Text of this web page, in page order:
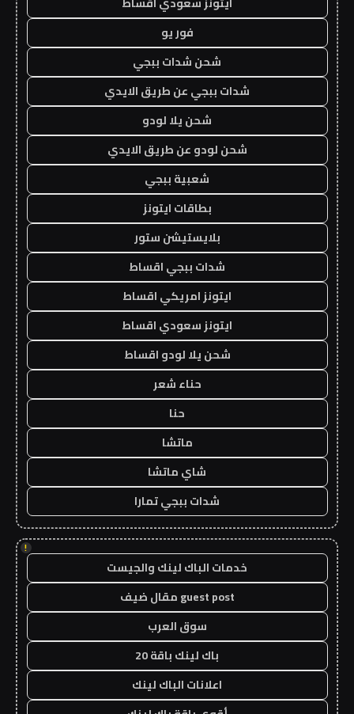
فور يو
شحن شدات ببجي
شدات ببجي عن طريق الايدي
شحن يلا لودو
شحن لودو عن طريق الايدي
شعبية ببجي
بطاقات ايتونز
بلايستيشن ستور
شدات ببجي اقساط
ايتونز امريكي اقساط
ايتونز سعودي اقساط
شحن يلا لودو اقساط
حناء شعر
حنا
ماتشا
شاي ماتشا
شدات ببجي تمارا
!
خدمات الباك لينك والجيست
guest post مقال ضيف
سوق العرب
باك لينك باقة 20
اعلانات الباك لينك